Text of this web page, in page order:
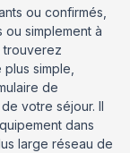
ou confirmés,
simplement à
trouverez
simple,
de
votre séjour. Il
dans
large réseau de